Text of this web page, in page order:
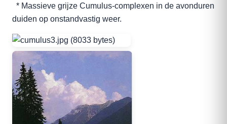
* Massieve grijze Cumulus-complexen in de avonduren
duiden op onstandvastig weer.